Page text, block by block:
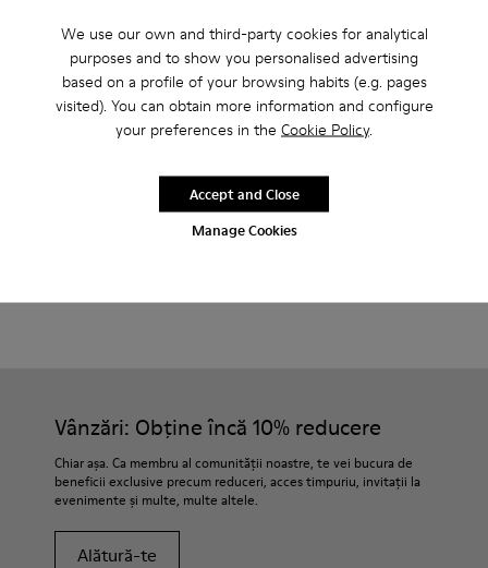
We use our own and third-party cookies for analytical
purposes and to show you personalised advertising
based on a profile of your browsing habits (e.g. pages
visited). You can obtain more information and configure
your preferences in the Cookie Policy.
Manage Cookies
Accept and Close
Adaugă în coș
Perioadă de garanție de 2 ani.
Vânzări: Obține încă 10% reducere
Chiar așa. Ca membru al comunității noastre, te vei bucura de
beneficii exclusive precum reduceri, acces timpuriu, invitații la
evenimente și multe, multe altele.
Alătură-te